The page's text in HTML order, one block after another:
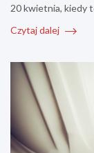
20 kwietnia, kiedy
Czytaj dalej